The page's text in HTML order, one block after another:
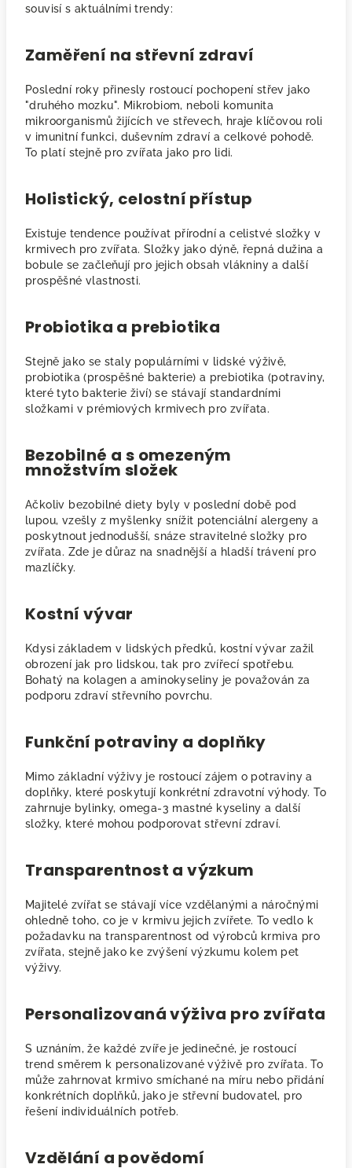
souvisí s aktuálními trendy:
Zaměření na střevní zdraví
Poslední roky přinesly rostoucí pochopení střev jako
"druhého mozku". Mikrobiom, neboli komunita
mikroorganismů žijících ve střevech, hraje klíčovou roli
v imunitní funkci, duševním zdraví a celkové pohodě.
To platí stejně pro zvířata jako pro lidi.
Holistický, celostní přístup
Existuje tendence používat přírodní a celistvé složky v
krmivech pro zvířata. Složky jako dýně, řepná dužina a
bobule se začleňují pro jejich obsah vlákniny a další
prospěšné vlastnosti.
Probiotika a prebiotika
Stejně jako se staly populárními v lidské výživě,
probiotika (prospěšné bakterie) a prebiotika (potraviny,
které tyto bakterie živí) se stávají standardními
složkami v prémiových krmivech pro zvířata.
Bezobilné a s omezeným
množstvím složek
Ačkoliv bezobilné diety byly v poslední době pod
lupou, vzešly z myšlenky snížit potenciální alergeny a
poskytnout jednodušší, snáze stravitelné složky pro
zvířata. Zde je důraz na snadnější a hladší trávení pro
mazlíčky.
Kostní vývar
Kdysi základem v lidských předků, kostní vývar zažil
obrození jak pro lidskou, tak pro zvířecí spotřebu.
Bohatý na kolagen a aminokyseliny je považován za
podporu zdraví střevního povrchu.
Funkční potraviny a doplňky
Mimo základní výživy je rostoucí zájem o potraviny a
doplňky, které poskytují konkrétní zdravotní výhody. To
zahrnuje bylinky, omega-3 mastné kyseliny a další
složky, které mohou podporovat střevní zdraví.
Transparentnost a výzkum
Majitelé zvířat se stávají více vzdělanými a náročnými
ohledně toho, co je v krmivu jejich zvířete. To vedlo k
požadavku na transparentnost od výrobců krmiva pro
zvířata, stejně jako ke zvýšení výzkumu kolem pet
výživy.
Personalizovaná výživa pro zvířata
S uznáním, že každé zvíře je jedinečné, je rostoucí
trend směrem k personalizované výživě pro zvířata. To
může zahrnovat krmivo smíchané na míru nebo přidání
konkrétních doplňků, jako je střevní budovatel, pro
řešení individuálních potřeb.
Vzdělání a povědomí